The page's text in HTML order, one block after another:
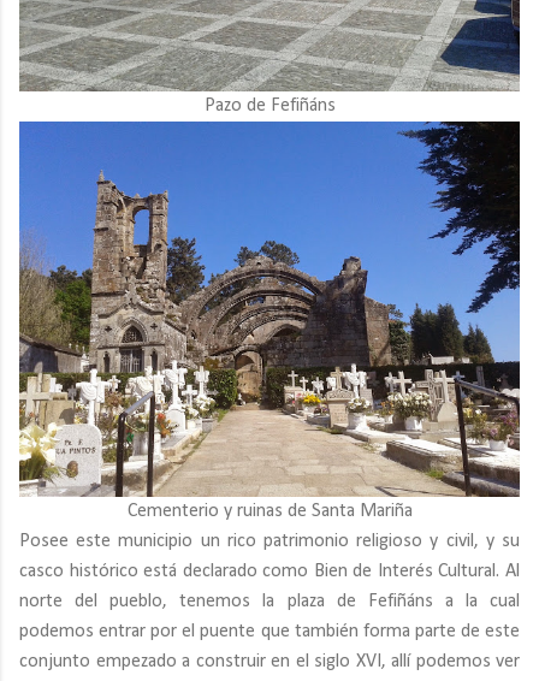
Pazo de Fefiñáns
Cementerio y ruinas de Santa Mariña
Posee este municipio un rico patrimonio religioso y civil, y su
casco histórico está declarado como Bien de Interés Cultural. Al
norte del pueblo, tenemos la plaza de Fefiñáns a la cual
podemos entrar por el puente que también forma parte de este
conjunto empezado a construir en el siglo XVI, allí podemos ver